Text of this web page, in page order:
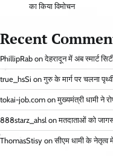
का किया विमोचन
Recent
PhillipRab onदेहरादून में अब स्मार्ट
true_hsSi onगुरु के मार्ग पर चलना
tokai-job.com onमुख्यमंत्री धामी ने
888starz_ahsl onमतदाताओं को
ThomasStisy onसीएम धामी के नेतृत्व